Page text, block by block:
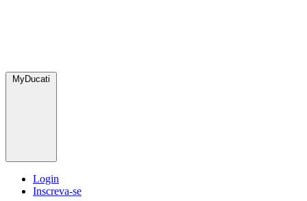
MyDucati
Login
Inscreva-se